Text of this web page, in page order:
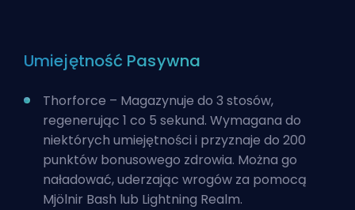
Umiejętność Pasywna
Thorforce – Magazynuje do 3 stosów,
regenerując 1 co 5 sekund. Wymagana do
niektórych umiejętności i przyznaje do 200
punktów bonusowego zdrowia. Można go
naładować, uderzając wrogów za pomocą
Mjölnir Bash lub Lightning Realm.